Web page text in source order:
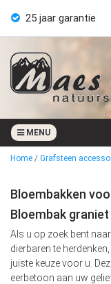
25 jaar garantie
Eigen werkplaats
Geen aanbetaling
4 weken levertijd
25 jaar garantie
Eigen werkplaats
Geen aanbetaling
MENU
Home / Grafsteen
Bloembakken
Bloembak graniet
Als u op zoek bent
dierbaren te
juiste keuze voor u.
eerbetoon aan uw